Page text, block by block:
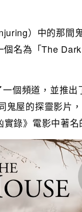
）中的那間
名為「The
個頻道，並推出
鬼屋的探靈影片
錄》電影中著名